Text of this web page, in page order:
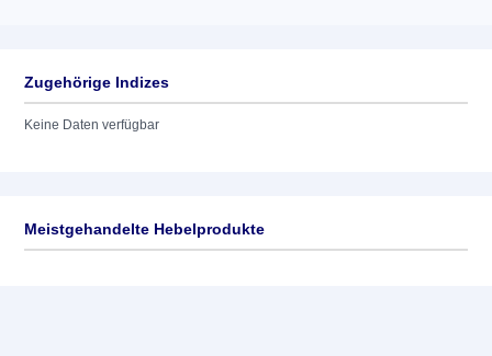
Zugehörige Indizes
Keine Daten verfügbar
Meistgehandelte Hebelprodukte